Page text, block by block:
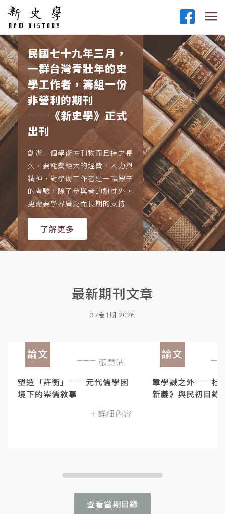
民國七十九年三月，
一群台灣青壯年的史
學工作者，籌組一份
非營利的期刊
──《新史學》正式
出刊
創辦一個學術性刊物而且持之長
久，要耗費鉅大的經費、人力與
精神，對學術工作者是一項艱辛
的考驗，除了參與者的熱忱外，
更需要學界廣泛而長期的支持
了解更多
最新期刊文章
37卷1期 2026
論文
張慧清
塑造「許衡」──元代儒學困
境下的崇儒敘事
＋詳細內容
論文
章學誠之外──杜
新義》與民初目錄
查看當期目錄